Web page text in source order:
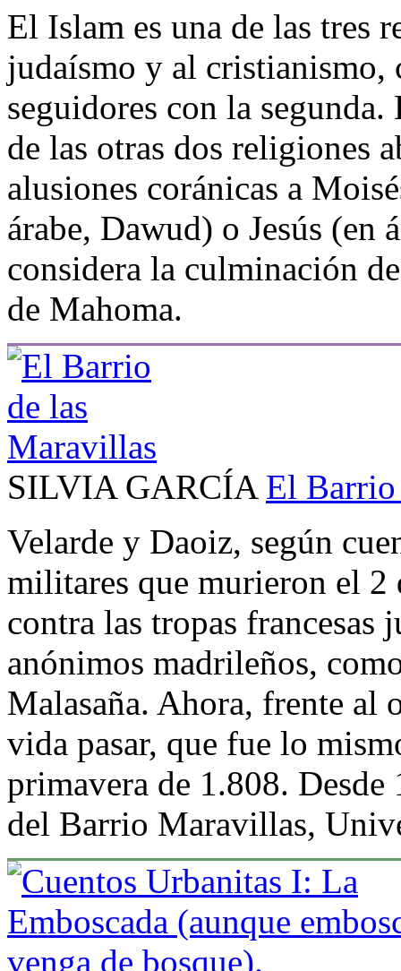
El Islam es una de las tres
judaísmo y al cristianismo,
seguidores con la
de las otras dos religiones
alusiones coránicas a
árabe, Dawud) o Jesús (en
considera la culminación
de Mahoma.
SILVIA GARCÍA El
Velarde y Daoiz, según
militares que murieron el
contra las tropas francesas
anónimos madrileños,
Malasaña. Ahora, frente al
vida pasar, que fue lo
primavera de 1.808.
del Barrio Maravillas,